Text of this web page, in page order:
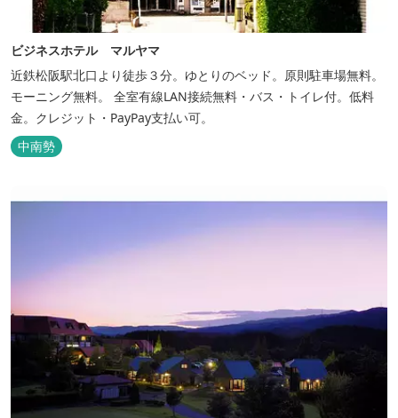
ビジネスホテル マルヤマ
近鉄松阪駅北口より徒歩３分。ゆとりのベッド。原則駐車場無料。
モーニング無料。 全室有線LAN接続無料・バス・トイレ付。低料
金。クレジット・PayPay支払い可。
中南勢